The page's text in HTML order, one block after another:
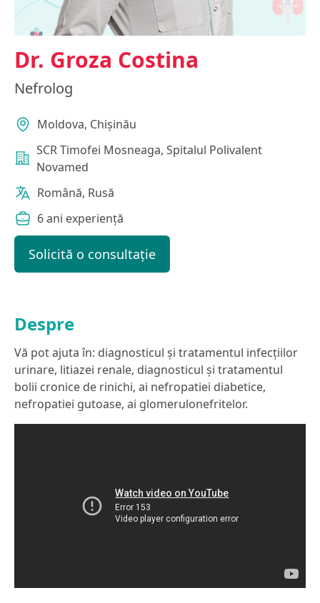
Dr. Groza Costina
Nefrolog
Moldova, Chișinău
SCR Timofei Mosneaga, Spitalul Polivalent
Novamed
Română, Rusă
6 ani experiență
Solicită o consultație
Despre
Vă pot ajuta în: diagnosticul și tratamentul infecţiilor
urinare, litiazei renale, diagnosticul şi tratamentul
bolii cronice de rinichi, ai nefropatiei diabetice,
nefropatiei gutoase, ai glomerulonefritelor.